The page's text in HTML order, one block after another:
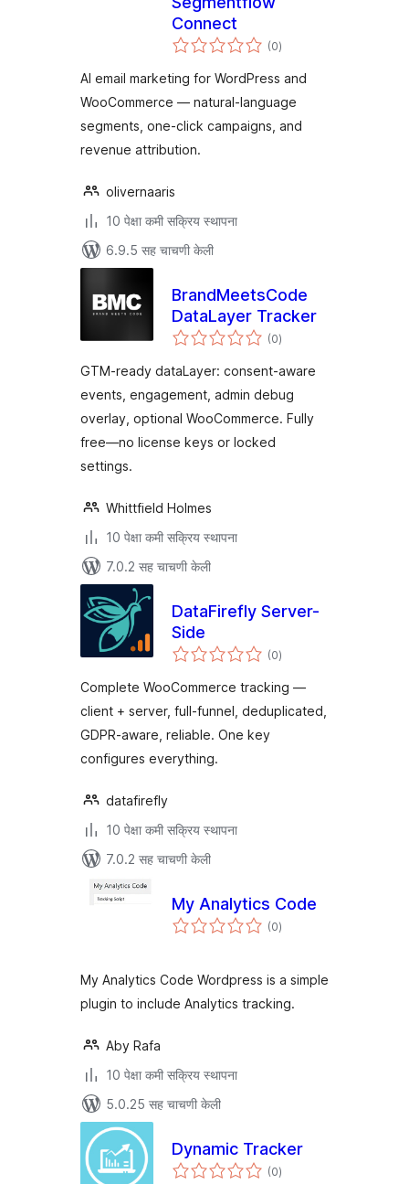
Connect
(0एकूण
मूल्यांकन
)
AI email marketing for WordPress and
WooCommerce — natural-language
segments, one-click campaigns, and
revenue attribution.
olivernaaris
10 पेक्षा कमी सक्रिय स्थापना
6.9.5 सह चाचणी केली
BrandMeetsCode
DataLayer Tracker
(0एकूण
मूल्यांकन
)
GTM-ready dataLayer: consent-aware
events, engagement, admin debug
overlay, optional WooCommerce. Fully
free—no license keys or locked
settings.
Whittfield Holmes
10 पेक्षा कमी सक्रिय स्थापना
7.0.2 सह चाचणी केली
DataFirefly Server-
Side
(0एकूण
मूल्यांकन
)
Complete WooCommerce tracking —
client + server, full-funnel, deduplicated,
GDPR-aware, reliable. One key
configures everything.
datafirefly
10 पेक्षा कमी सक्रिय स्थापना
7.0.2 सह चाचणी केली
My Analytics Code
(0एकूण
मूल्यांकन
)
My Analytics Code Wordpress is a simple
plugin to include Analytics tracking.
Aby Rafa
10 पेक्षा कमी सक्रिय स्थापना
5.0.25 सह चाचणी केली
Dynamic Tracker
(0एकूण
मूल्यांकन
)